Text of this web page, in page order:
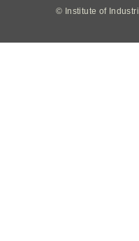
© Institute of